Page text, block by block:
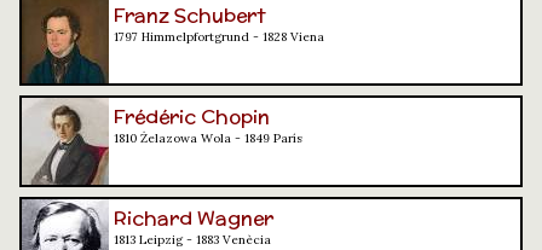
Franz Schubert
1797 Himmelpfortgrund - 1828 Viena
Frédéric Chopin
1810 Żelazowa Wola - 1849 París
Richard Wagner
1813 Leipzig - 1883 Venècia